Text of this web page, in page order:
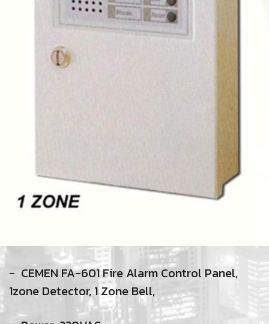
- CEMEN FA-601 Fire Alarm Control Panel,
1zone Detector, 1 Zone Bell,